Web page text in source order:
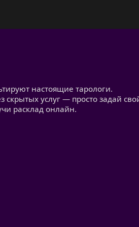
настоящие тарологи.
скрытых услуг — просто задай
расклад онлайн.